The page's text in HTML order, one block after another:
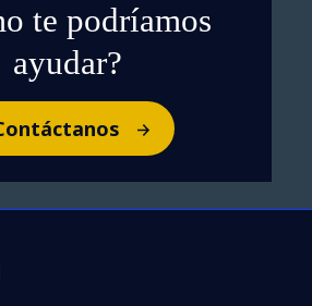
te podríamos
ayudar?